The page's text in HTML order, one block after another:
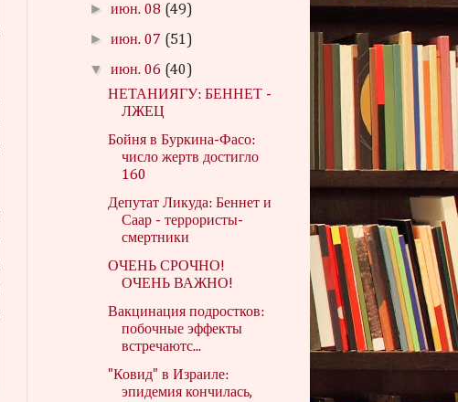
►июн. 08 (49)
►июн. 07 (51)
▼июн. 06 (40)
НЕТАНИЯГУ: БЕННЕТ -
ЛЖЕЦ
Бойня в Буркина-Фасо:
число жертв достигло
160
Депутат Ликуда: Беннет и
Саар - террористы-
смертники
ОЧЕНЬ СРОЧНО!
ОЧЕНЬ ВАЖНО!
Вакцинация подростков:
побочные эффекты
встречаютс...
"Ковид" в Израиле:
эпидемия кончилась,